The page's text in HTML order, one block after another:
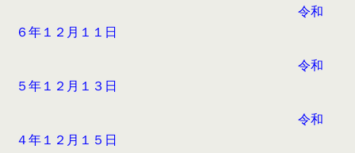
令和
６年１２月１１日
令和
５年１２月１３日
令和
４年１２月１５日